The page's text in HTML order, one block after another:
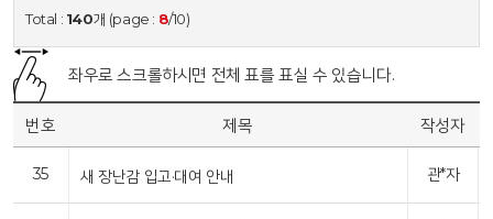
Total : 140개 (page : 8/10)
좌우로 스크롤하시면 전체 표를 표실 수 있습니다.
번호 제목 작성자
35 새 장난감 입고·대여 안내 관*자